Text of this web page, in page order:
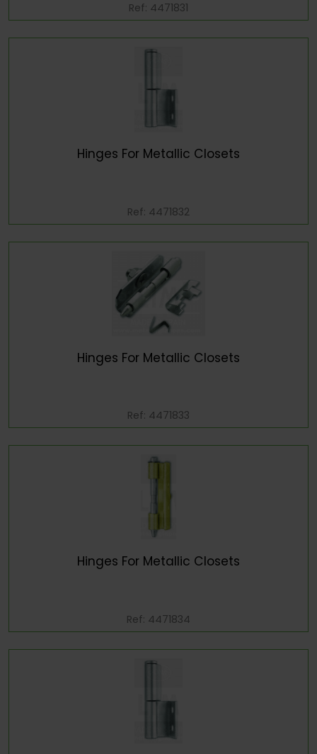
Ref: 4471831
Hinges For Metallic Closets
Ref: 4471832
Hinges For Metallic Closets
Ref: 4471833
Hinges For Metallic Closets
Ref: 4471834